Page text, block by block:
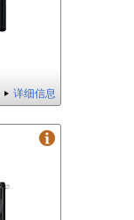
详细信息